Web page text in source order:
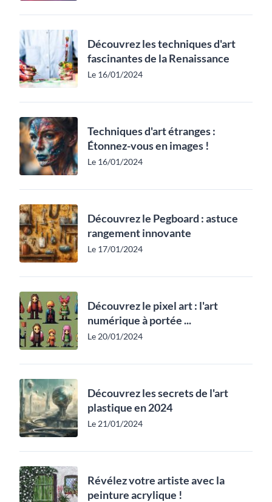
Découvrez les techniques d'art
fascinantes de la Renaissance
Le 16/01/2024
Techniques d'art étranges :
Étonnez-vous en images !
Le 16/01/2024
Découvrez le Pegboard : astuce
rangement innovante
Le 17/01/2024
Découvrez le pixel art : l'art
numérique à portée ...
Le 20/01/2024
Découvrez les secrets de l'art
plastique en 2024
Le 21/01/2024
Révélez votre artiste avec la
peinture acrylique !